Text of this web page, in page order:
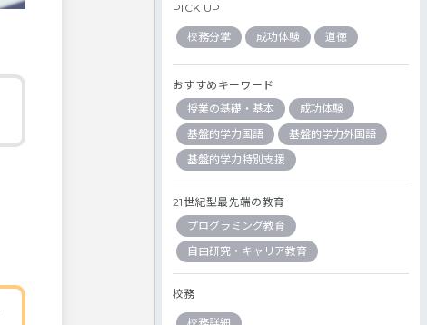
PICK UP
校務分掌 成功体験 道徳
おすすめキーワード
授業の基礎・基本
成功体験
基盤的学力国語
基盤的学力外国語
基盤的学力特別支援
21世紀型最先端の教育
プログラミング教育
自由研究・キャリア教育
校務